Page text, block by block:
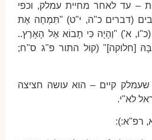
– עד לאחר מחיית עמלק, וכפי
(דברים כ"ה, י"ט) "תִּמְחֶה אֶת
א') "וְהָיָה כִּי תָבוֹא אֶל הָאָרֶץ..
בָּהּ [חלוקה]" (קול התור פ"ג ס"ח;
קיים – הוא עושה חציצה
לא"י.
רפ"א:):